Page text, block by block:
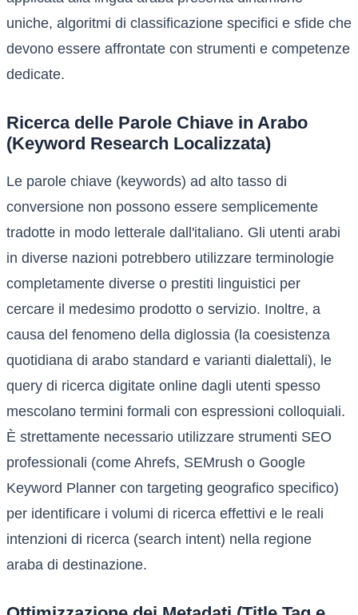
uniche, algoritmi di classificazione specifici e sfide che
devono essere affrontate con strumenti e competenze
dedicate.
Ricerca delle Parole Chiave in Arabo
(Keyword Research Localizzata)
Le parole chiave (keywords) ad alto tasso di
conversione non possono essere semplicemente
tradotte in modo letterale dall'italiano. Gli utenti arabi
in diverse nazioni potrebbero utilizzare terminologie
completamente diverse o prestiti linguistici per
cercare il medesimo prodotto o servizio. Inoltre, a
causa del fenomeno della diglossia (la coesistenza
quotidiana di arabo standard e varianti dialettali), le
query di ricerca digitate online dagli utenti spesso
mescolano termini formali con espressioni colloquiali.
È strettamente necessario utilizzare strumenti SEO
professionali (come Ahrefs, SEMrush o Google
Keyword Planner con targeting geografico specifico)
per identificare i volumi di ricerca effettivi e le reali
intenzioni di ricerca (search intent) nella regione
araba di destinazione.